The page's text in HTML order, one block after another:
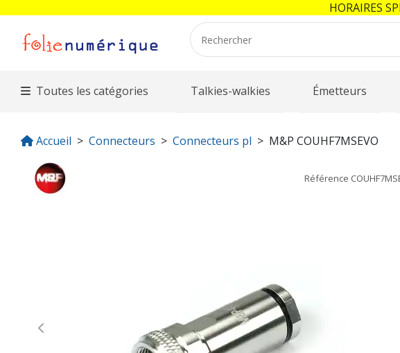
Toutes les catégories Talkies-walkies Émetteurs
Accueil Connecteurs Connecteurs pl M&P COUHF7MSEVO
Référence
Previous
HORAIRES